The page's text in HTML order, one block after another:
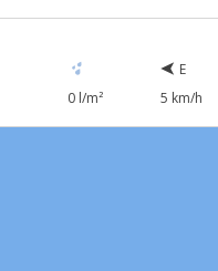
0 l/m²
E
5 km/h